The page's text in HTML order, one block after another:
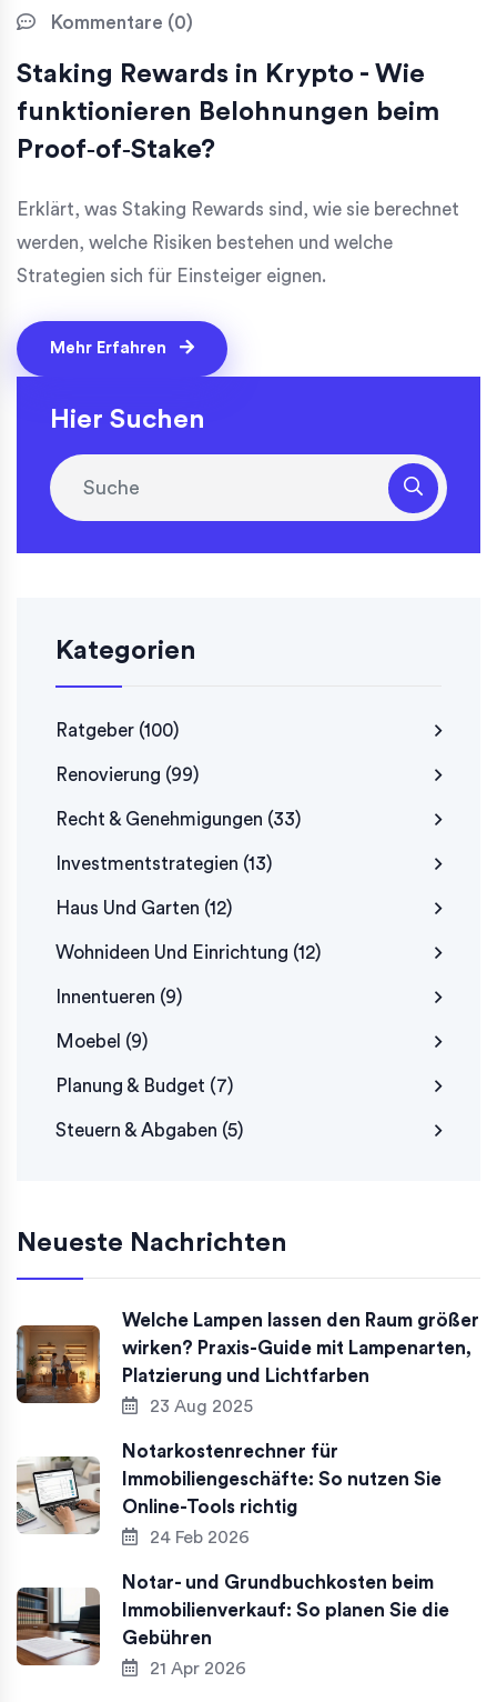
Kommentare (0)
Staking Rewards in Krypto - Wie
funktionieren Belohnungen beim
Proof‑of‑Stake?
Erklärt, was Staking Rewards sind, wie sie berechnet
werden, welche Risiken bestehen und welche
Strategien sich für Einsteiger eignen.
Mehr Erfahren
Hier Suchen
Kategorien
Ratgeber (100)
Renovierung (99)
Recht & Genehmigungen (33)
Investmentstrategien (13)
Haus Und Garten (12)
Wohnideen Und Einrichtung (12)
Innentueren (9)
Moebel (9)
Planung & Budget (7)
Steuern & Abgaben (5)
Neueste Nachrichten
Welche Lampen lassen den Raum größer
wirken? Praxis-Guide mit Lampenarten,
Platzierung und Lichtfarben
23 Aug 2025
Notarkostenrechner für
Immobiliengeschäfte: So nutzen Sie
Online-Tools richtig
24 Feb 2026
Notar- und Grundbuchkosten beim
Immobilienverkauf: So planen Sie die
Gebühren
21 Apr 2026